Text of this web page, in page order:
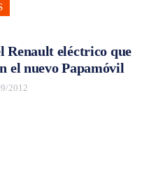
Renault eléctrico que
el nuevo Papamóvil
2012